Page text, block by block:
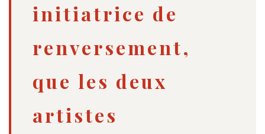
initiatrice de
renversement,
que les deux
artistes